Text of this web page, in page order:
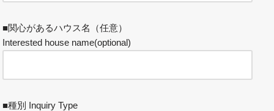
■関心があるハウス名（任意）
Interested house name(optional)
■種別 Inquiry Type